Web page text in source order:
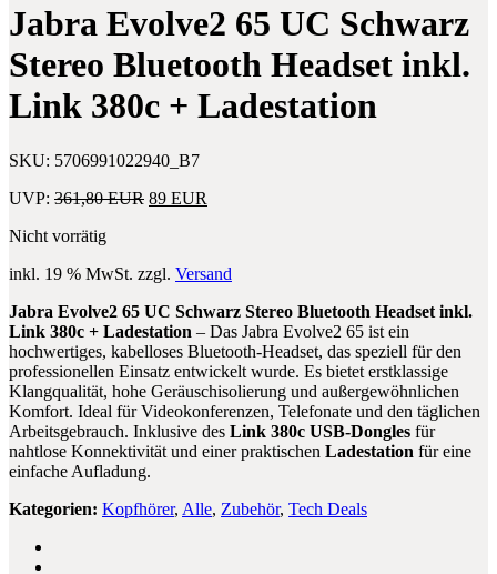
Zoll
Set
–
Guter
Zustand
–
Super
Zustand
Jabra Evolve2 65 UC Schwarz
Stereo Bluetooth Headset inkl.
Link 380c + Ladestation
SKU: 5706991022940_B7
UVP: 361,80EUR Ursprünglicher
89 EUR
Nicht vorrätig
inkl. 19 % MwSt. zzgl. Versand
Jabra Evolve2 65 UC Schwarz Stereo Bluetooth Headset inkl.
Link 380c + Ladestation – Das Jabra Evolve2 65 ist ein
hochwertiges, kabelloses Bluetooth-Headset, das speziell für den
professionellen Einsatz entwickelt wurde. Es bietet erstklassige
Klangqualität, hohe Geräuschisolierung und außergewöhnlichen
Komfort. Ideal für Videokonferenzen, Telefonate und den täglichen
Arbeitsgebrauch. Inklusive des Link 380c USB-Dongles für
nahtlose Konnektivität und einer praktischen Ladestation für eine
einfache Aufladung.
Kategorien: Kopfhörer, Alle, Zubehör, Tech Deals